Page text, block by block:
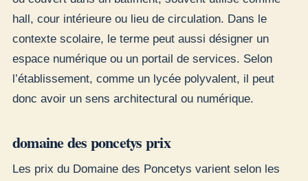
hall, cour intérieure ou lieu de circulation. Dans le
contexte scolaire, le terme peut aussi désigner un
espace numérique ou un portail de services. Selon
l’établissement, comme un lycée polyvalent, il peut
donc avoir un sens architectural ou numérique.
domaine des poncetys prix
Les prix du Domaine des Poncetys varient selon les